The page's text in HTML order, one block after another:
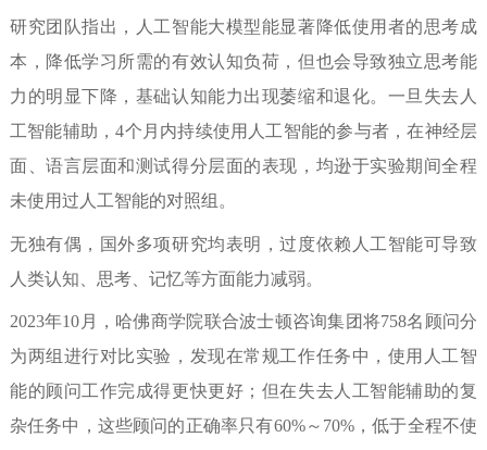
研究团队指出，人工智能大模型能显著降低使用者的思考成
本，降低学习所需的有效认知负荷，但也会导致独立思考能
力的明显下降，基础认知能力出现萎缩和退化。 一旦失去人
工智能辅助，4个月内持续使用人工智能的参与者，在神经层
面、语言层面和测试得分层面的表现，均逊于实验期间全程
未使用过人工智能的对照组。
无独有偶，国外多项研究均表明，过度依赖人工智能可导致
人类认知、思考、记忆等方面能力减弱。
2023年10 月，哈佛商学院联合波士顿咨询集团将758名顾问分
为两组进行对比实验，发现在常规工作任务中，使用人工智
能的顾问工作完成得更快更好；但在失去人工智能辅助的复
杂任务中，这些顾问的正确率只有60%～ 70%，低于全程不使